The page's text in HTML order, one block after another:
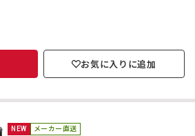
お気に入りに追加
NEW メーカー直送